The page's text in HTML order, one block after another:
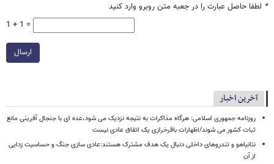
* لطفا حاصل عبارت را در جعبه متن روبرو وارد کنید
1 + 1 =
ارسال
آخرین اخبار
روزنامه جمهوری اسلامی: هرگاه مذاکرات به نتیجه نزدیک می شود،عده ای با جنجال آفرینی مانع
ثبات کشور می شوند/اظهارات باقرخرازی یک اتفاق عادی نیست
نتانیاهو و تندروهای داخلی دنبال یک هدف مشترک هستند:عادی سازی جنگ و حساسیت زدایی
از آن